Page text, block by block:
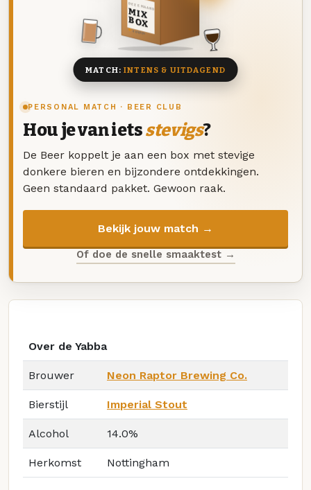
PERSONAL MATCH · BEER CLUB
Hou je van ietsstevigs?
De Beer koppelt je aan een box met stevige
donkere bieren en bijzondere ontdekkingen.
Geen standaard pakket. Gewoon raak.
Bekijk jouw match →
Of doe de snelle smaaktest →
DEZE MAAND
MIX
BOX
8 BIEREN
MATCH:INTENS & UITDAGEND
Over de Yabba
Brouwer Neon Raptor Brewing Co.
Bierstijl Imperial Stout
Alcohol 14.0%
Herkomst Nottingham